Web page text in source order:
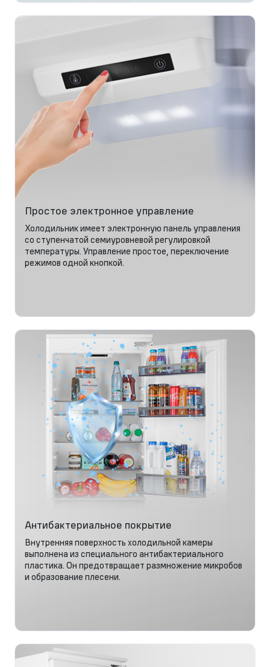
Простое электронное управление
Холодильник имеет электронную панель управления
со ступенчатой семиуровневой регулировкой
температуры. Управление простое, переключение
режимов одной кнопкой.
Антибактериальное покрытие
Внутренняя поверхность холодильной камеры
выполнена из специального антибактериального
пластика. Он предотвращает размножение микробов
и образование плесени.